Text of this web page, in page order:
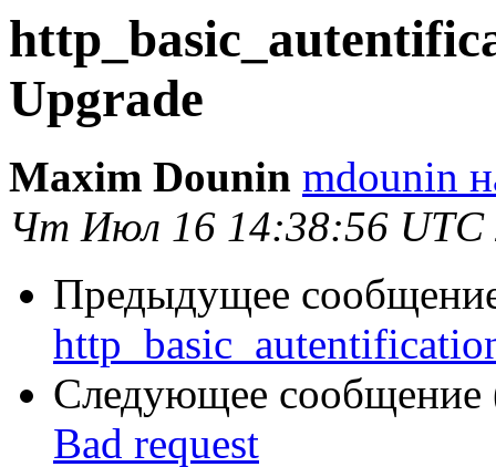
Upgrade
Maxim Dounin mdounin
Чт Июл 16 14:38:56 UTC
Предыдущее
Следующее сообщение
Bad request